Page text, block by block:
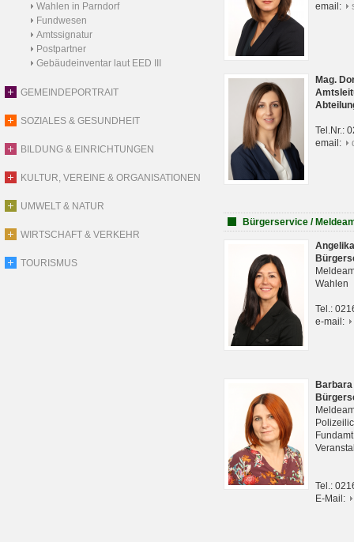
Wahlen in Parndorf
Fundwesen
Amtssignatur
Postpartner
Gebäudeinventar laut EED III
GEMEINDEPORTRAIT
SOZIALES & GESUNDHEIT
BILDUNG & EINRICHTUNGEN
KULTUR, VEREINE & ORGANISATIONEN
UMWELT & NATUR
WIRTSCHAFT & VERKEHR
TOURISMUS
email:
Mag.
Tel.Nr.:
email:
Bürgerservice /
Wahlen
Tel.:
e-mail:
Tel.:
E-Mail: